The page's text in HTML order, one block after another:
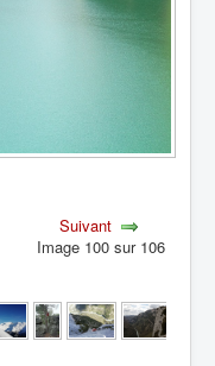
Suivant
Image 100 sur 106